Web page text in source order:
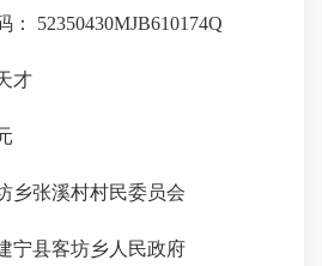
52350430MJB610174Q
才
张溪村村民委员会
县客坊乡人民政府